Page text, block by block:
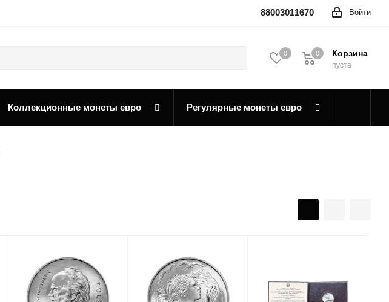
Войти
88003011670
0 Корзина
0
пуста
0
Коллекционные монеты евро Регулярные монеты евро